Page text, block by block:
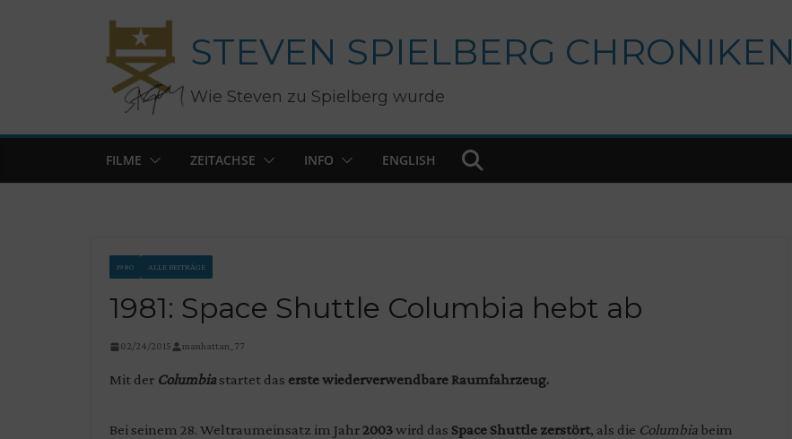
STEVEN SPIELBERG CHRONIKEN
Wie Steven zu Spielberg wurde
FILME ZEITACHSE INFO ENGLISH
1980 ALLE BEITRÄGE
1981: Space Shuttle Columbia hebt ab
02/24/2015 manhattan_77
Mit der Columbia startet das erste wiederverwendbare Raumfahrzeug.
Bei seinem 28. Weltraumeinsatz im Jahr2003wird das Space Shuttle zerstört, als die Columbia beim